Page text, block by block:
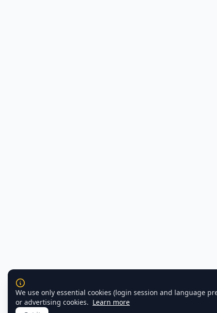
We use only essential cookies (login session and language
or advertising cookies. Learn more